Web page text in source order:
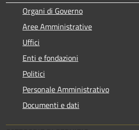
Organi di Governo
Aree Amministrative
Uffici
Enti e fondazioni
Politici
Personale Amministrativo
Documenti e dati